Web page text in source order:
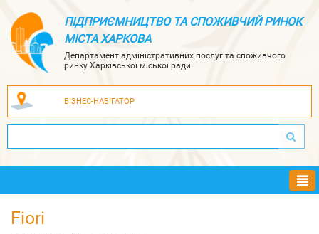
ПІДПРИЄМНИЦТВО ТА СПОЖИВЧИЙ РИНОК
МІСТА ХАРКОВА
Департамент адміністративних послуг та споживчого
ринку Харківської міської ради
БІЗНЕС-НАВІГАТОР
Fiori